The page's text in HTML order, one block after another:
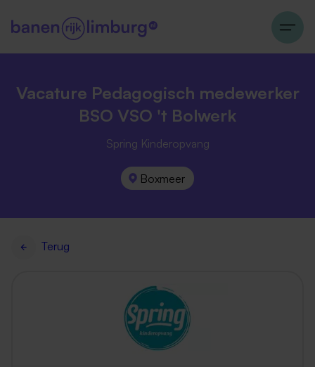
Vacature Pedagogisch medewerker
BSO VSO 't Bolwerk
Spring Kinderopvang
Boxmeer
Terug